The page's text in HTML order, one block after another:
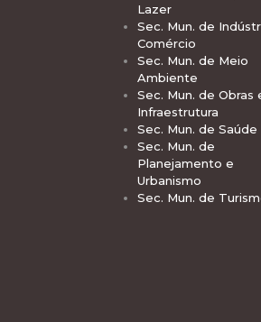
Lazer
Sec. Mun. de
Comércio
Sec. Mun. de Meio
Ambiente
Sec. Mun. de Obras
Infraestrutura
Sec. Mun. de Saúde
Sec. Mun. de
Planejamento e
Urbanismo
Sec. Mun. de